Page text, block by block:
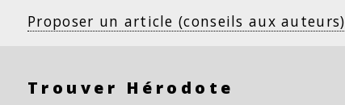
Proposer un article (conseils aux auteurs)
Trouver Hérodote